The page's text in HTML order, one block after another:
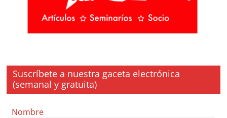
Suscríbete a nuestra gaceta electrónica
(semanal y gratuita)
Nombre